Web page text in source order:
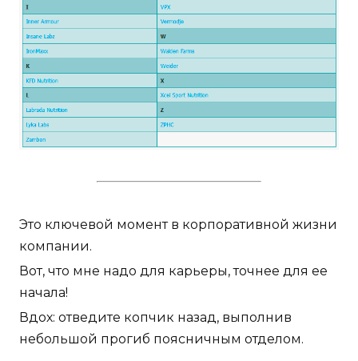
Это ключевой момент в корпоративной жизни
компании.
Вот, что мне надо для карьеры, точнее для ее
начала!
Вдох: отведите копчик назад, выполнив
небольшой прогиб поясничным отделом.